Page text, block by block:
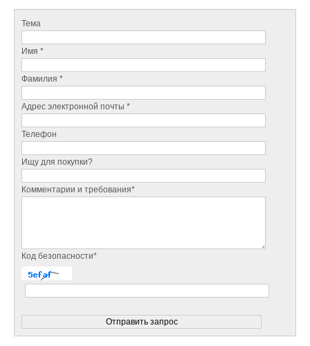
Тема
Имя *
Фамилия *
Адрес электронной почты *
Телефон
Ищу для покупки?
Комментарии и требования*
Код безопасности*